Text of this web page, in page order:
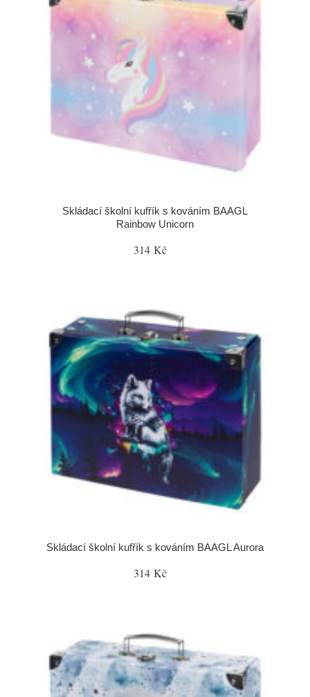
Skládací školní kufřík s kováním BAAGL
Rainbow Unicorn
314 Kč
Skládací školní kufřík s kováním BAAGL Aurora
314 Kč